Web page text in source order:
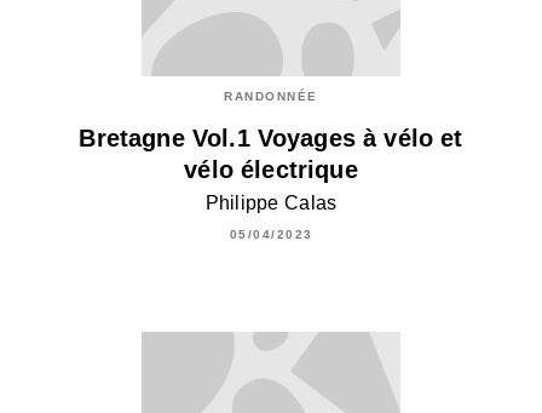
RANDONNÉE
Bretagne Vol.1 Voyages à vélo et
vélo électrique
Philippe Calas
05/04/2023